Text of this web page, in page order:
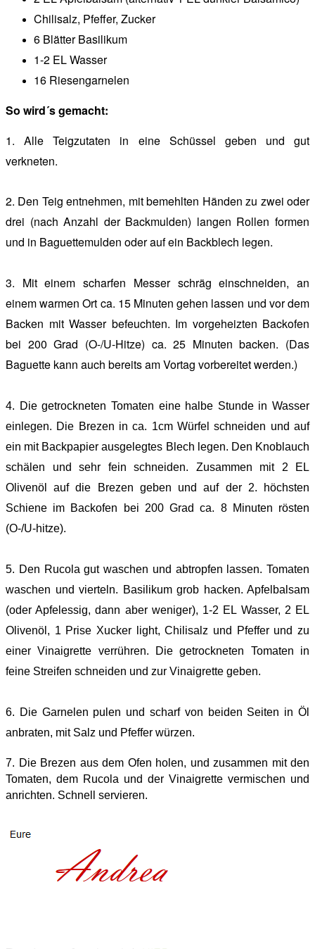
Chilisalz, Pfeffer, Zucker
6 Blätter Basilikum
1-2 EL Wasser
16 Riesengarnelen
So wird´s gemacht:
1. Alle Teigzutaten in eine Schüssel geben und gut
verkneten.
2. Den Teig entnehmen, mit bemehlten Händen zu zwei oder
drei (nach Anzahl der Backmulden) langen Rollen formen
und in Baguettemulden oder auf ein Backblech legen.
3. Mit einem scharfen Messer schräg einschneiden, an
einem warmen Ort ca. 15 Minuten gehen lassen und vor dem
Backen mit Wasser befeuchten. Im vorgeheizten Backofen
bei 200 Grad (O-/U-Hitze) ca. 25 Minuten backen. (Das
Baguette kann auch bereits am Vortag vorbereitet werden.)
4. Die getrockneten Tomaten eine halbe Stunde in Wasser
einlegen. Die Brezen in ca. 1cm Würfel schneiden und auf
ein mit Backpapier ausgelegtes Blech legen. Den Knoblauch
schälen und sehr fein schneiden. Zusammen mit 2 EL
Olivenöl auf die Brezen geben und auf der 2. höchsten
Schiene im Backofen bei 200 Grad ca. 8 Minuten rösten
(O-/U-hitze).
5. Den Rucola gut waschen und abtropfen lassen. Tomaten
waschen und vierteln. Basilikum grob hacken. Apfelbalsam
(oder Apfelessig, dann aber weniger), 1-2 EL Wasser, 2 EL
Olivenöl, 1 Prise Xucker light, Chilisalz und Pfeffer und zu
einer Vinaigrette verrühren. Die getrockneten Tomaten in
feine Streifen schneiden und zur Vinaigrette geben.
6. Die Garnelen pulen und scharf von beiden Seiten in Öl
anbraten, mit Salz und Pfeffer würzen.
7. Die Brezen aus dem Ofen holen, und zusammen mit den
Tomaten, dem Rucola und der Vinaigrette vermischen und
anrichten. Schnell servieren.